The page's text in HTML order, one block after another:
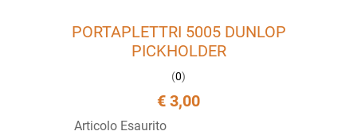
PORTAPLETTRI 5005 DUNLOP
PICKHOLDER
(0)
€ 3,00
Articolo Esaurito